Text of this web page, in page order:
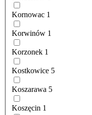
Kornowac 1
Korwinów 1
Korzonek 1
Kostkowice 5
Koszarawa 5
Koszęcin 1